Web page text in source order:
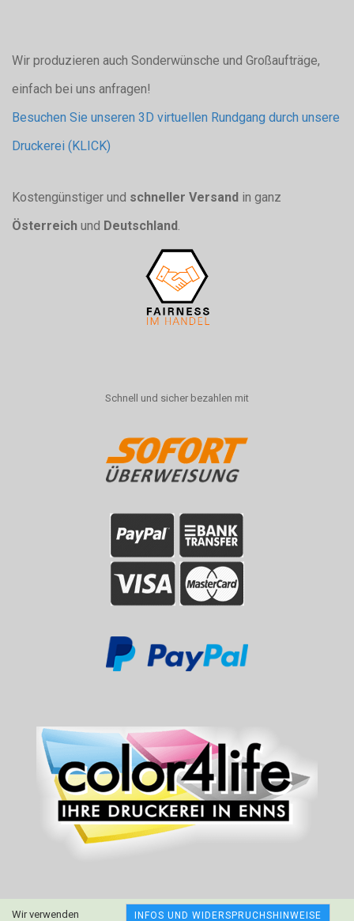
Wir verwenden INFOS UND WIDERSPRUCHSHINWEISE
Wir produzieren auch Sonderwünsche und Großaufträge,
einfach bei uns anfragen!
Besuchen Sie unseren 3D virtuellen Rundgang durch unsere
Druckerei (KLICK)
Kostengünstiger und schneller Versand in ganz
Österreich und Deutschland.
Schnell und sicher bezahlen mit